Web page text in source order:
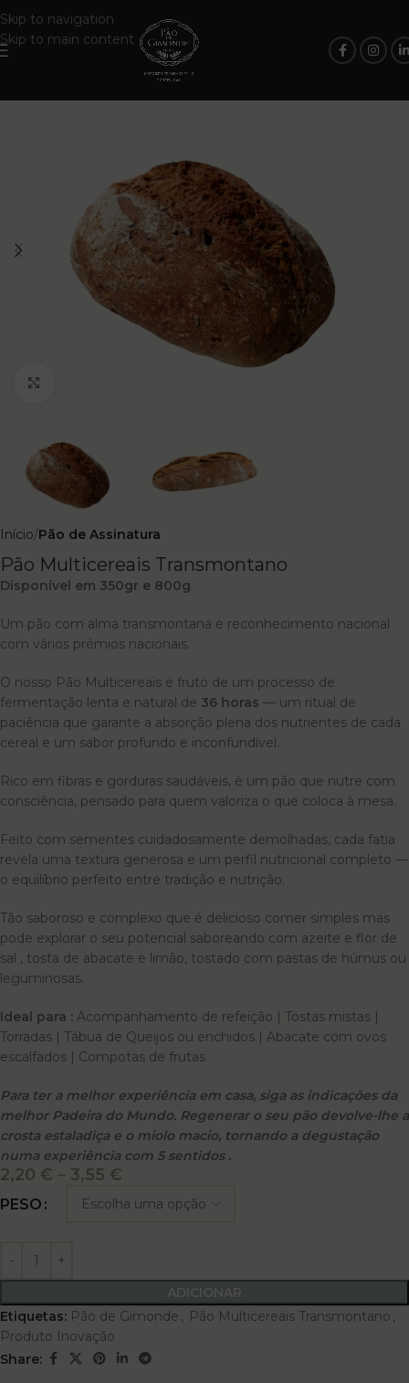
Skip to navigation
Skip to main content
Início Pão de Assinatura
Pão Multicereais Transmontano
Disponível em 350gr e 800g
Um pão com alma transmontana e reconhecimento nacional
com vários prémios nacionais.
O nosso Pão Multicereais é fruto de um processo de
fermentação lenta e natural de 36 horas — um ritual de
paciência que garante a absorção plena dos nutrientes de cada
cereal e um sabor profundo e inconfundível.
Rico em fibras e gorduras saudáveis, é um pão que nutre com
consciência, pensado para quem valoriza o que coloca à mesa.
Feito com sementes cuidadosamente demolhadas, cada fatia
revela uma textura generosa e um perfil nutricional completo —
o equilíbrio perfeito entre tradição e nutrição.
Tão saboroso e complexo que é delicioso comer simples mas
pode explorar o seu potencial saboreando com azeite e flor de
sal , tosta de abacate e limão, tostado com pastas de húmus ou
leguminosas.
Ideal para : Acompanhamento de refeição | Tostas mistas |
Torradas | Tábua de Queijos ou enchidos | Abacate com ovos
escalfados | Compotas de frutas
Para ter a melhor experiência em casa, siga as indicações da
melhor Padeira do Mundo. Regenerar o seu pão devolve-lhe a
crosta estaladiça e o miolo macio, tornando a degustação
numa experiência com 5 sentidos .
2,20 € – 3,55 €
PESO
ADICIONAR
Alternative:
Etiquetas: Pão de Gimonde , Pão Multicereais Transmontano ,
Produto Inovação
Share: